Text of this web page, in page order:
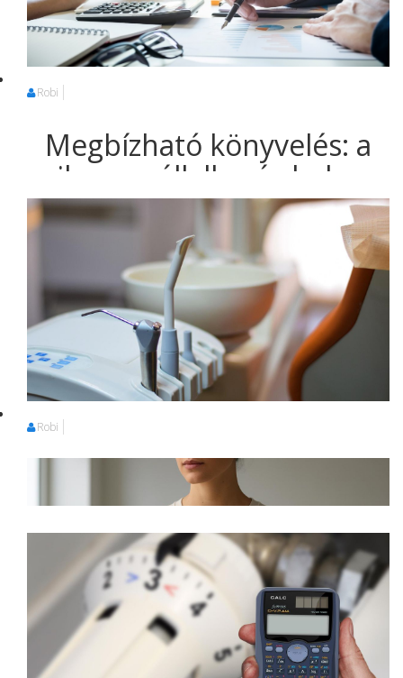
Robi
Megbízható könyvelés: a
sikeres vállalkozás kulcsa
Robi